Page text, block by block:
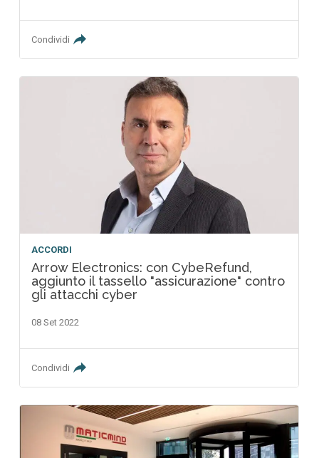
Condividi
ACCORDI
Arrow Electronics: con CybeRefund,
aggiunto il tassello "assicurazione" contro
gli attacchi cyber
08 Set 2022
Condividi